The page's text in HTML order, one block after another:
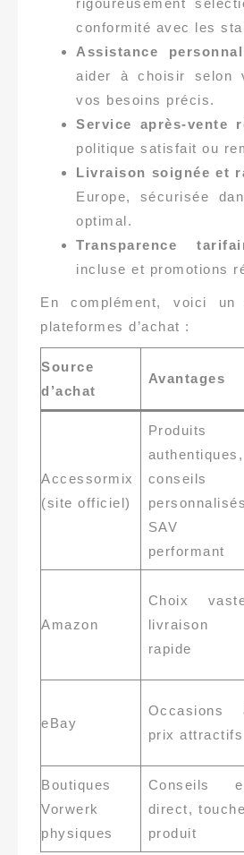
conformité avec les
Assistance
aider à choisir selon
vos besoins précis.
Service après-vente
politique satisfait ou
Livraison soignée et
Europe, sécurisée
optimal.
Transparence
incluse et promotions
En complément, voici un
plateformes d’achat :
Source
d’achat
Avantages
Accessormix
(site officiel)
Produits
authentiques,
conseils
SAV
performant
Amazon
Choix
livraison
rapide
eBay
Occasions
prix attractifs
Boutiques
Vorwerk
physiques
Conseils
direct,
produit